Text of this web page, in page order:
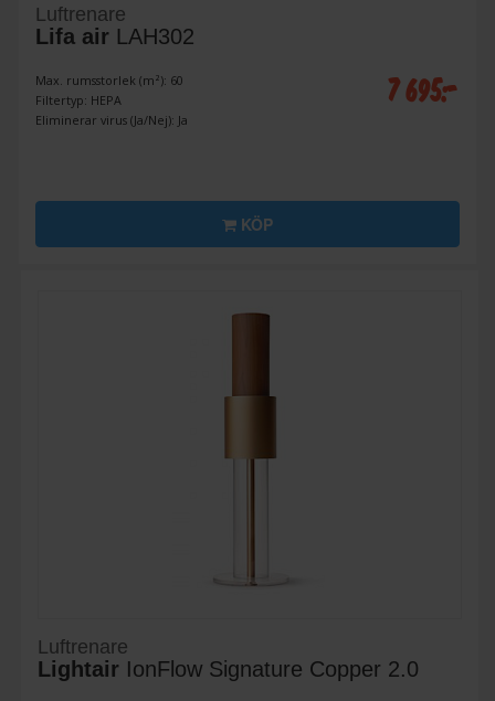
Luftrenare
Lifa air LAH302
Max. rumsstorlek (m²): 60
Filtertyp: HEPA
Eliminerar virus (Ja/Nej): Ja
7 695:-
KÖP
Luftrenare
Lightair IonFlow Signature Copper 2.0